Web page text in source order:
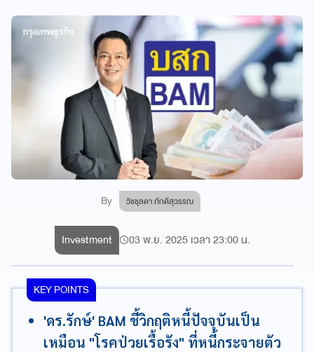
By วิชชุลดา ภักดีสุวรรณ
Investment 03 พ.ย. 2025 เวลา 23:00 น.
KEY POINTS
'ดร.รักษ์' BAM ชี้วิกฤติหนี้ปัจจุบันเป็น
เหมือน "โรคป่วยเรื้อรัง" ที่หนี้กระจายตัว